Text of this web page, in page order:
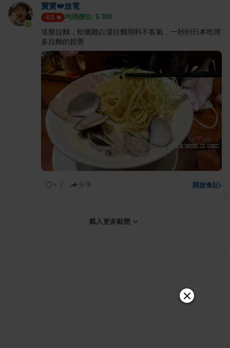
寶寶❤️放電
4.5 均消價位: $ 300
道樂拉麵，蛤蠣雞白湯拉麵用料不客氣，一秒到日本吃博
多拉麵的錯覺
+ 2 分享 開啟食記›
載入更多動態